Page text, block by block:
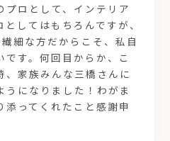
ロとして、インテリア
してはもちろんですが、
細な方だからこそ、私自
す。何回目からか、こ
家族みんな三橋さんに
になりました！わがま
添ってくれたこと感謝申